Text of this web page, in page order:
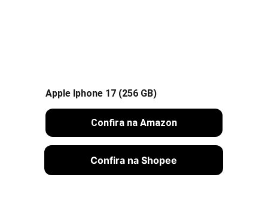
Apple Iphone 17 (256 GB)
Confira na Amazon
Confira na Shopee